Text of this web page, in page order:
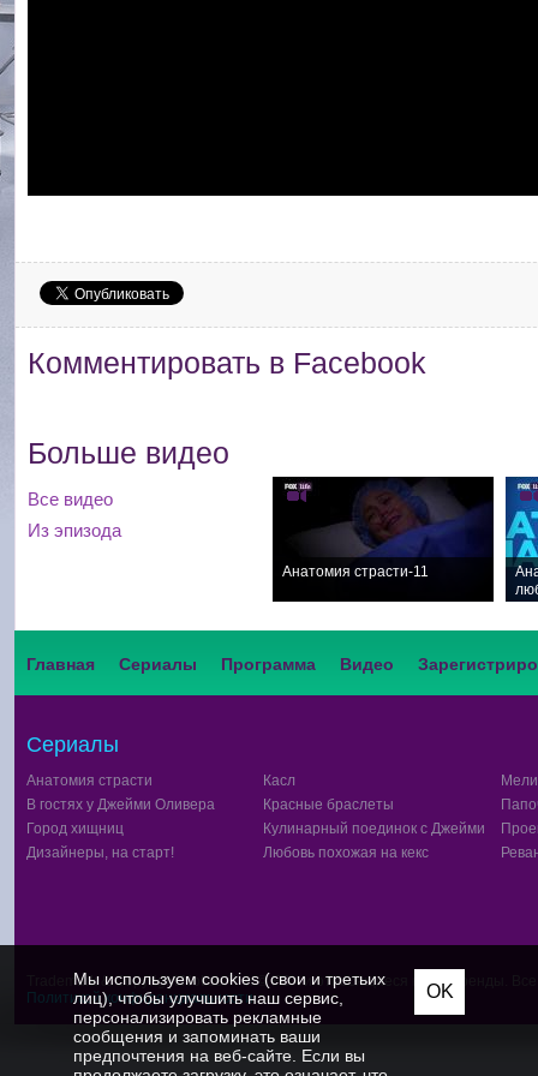
Комментировать в Facebook
Больше видео
Все видео
Из эпизода
Анатомия страсти-11
Главная Сериалы Программа Видео
Сериалы
Анатомия страсти
В гостях у Джейми Оливера
Город хищниц
Дизайнеры, на старт!
Касл
Красные браслеты
Кулинарный поединок с Джейми
Любовь похожая на кекс
Trademark & Copyright Notice:™ и © FOX и относящиеся к ним бренды.
Политикой конфиденциальности
Мы используем cookies (свои и третьих
лиц), чтобы улучшить наш сервис,
персонализировать рекламные
сообщения и запоминать ваши
предпочтения на веб-сайте. Если вы
OK